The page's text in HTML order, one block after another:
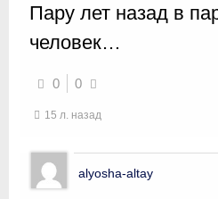
Пару лет назад в
человек…
0 0
15 л. назад
alyosha-altay